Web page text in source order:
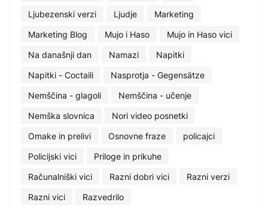
Ljubezenski verzi
Ljudje
Marketing
Marketing Blog
Mujo i Haso
Mujo in Haso vici
Na današnji dan
Namazi
Napitki
Napitki - Coctaili
Nasprotja - Gegensätze
Nemščina - glagoli
Nemščina - učenje
Nemška slovnica
Nori video posnetki
Omake in prelivi
Osnovne fraze
policajci
Policijski vici
Priloge in prikuhe
Računalniški vici
Razni dobri vici
Razni verzi
Razni vici
Razvedrilo